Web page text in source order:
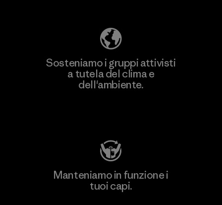
Sosteniamo i gruppi attivisti
a tutela del clima e
dell'ambiente.
Manteniamo in funzione i
tuoi capi.